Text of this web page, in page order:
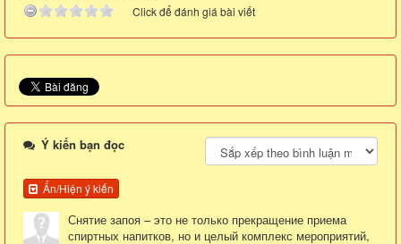
Click để đánh giá bài viết
Ý kiến bạn đọc
Ẩn/Hiện ý kiến
Снятие запоя – это не только прекращение приема
спиртных напитков, но и целый комплекс мероприятий,